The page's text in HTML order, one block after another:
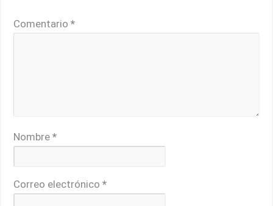
Comentario*
Nombre*
Correo electrónico*